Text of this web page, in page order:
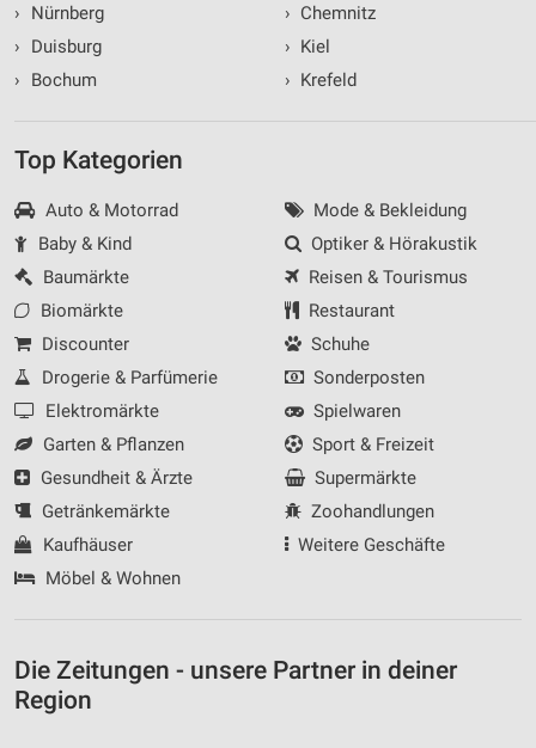
›
Nürnberg
›
Duisburg
›
Bochum
› Chemnitz
› Kiel
› Krefeld
Top Kategorien
Auto & Motorrad
Baby & Kind
Baumärkte
Biomärkte
Discounter
Drogerie & Parfümerie
Elektromärkte
Garten & Pflanzen
Gesundheit & Ärzte
Getränkemärkte
Kaufhäuser
Möbel & Wohnen
Mode & Bekleidung
Optiker & Hörakustik
Reisen & Tourismus
Restaurant
Schuhe
Sonderposten
Spielwaren
Sport & Freizeit
Supermärkte
Zoohandlungen
Weitere Geschäfte
Die Zeitungen - unsere Partner in deiner
Region